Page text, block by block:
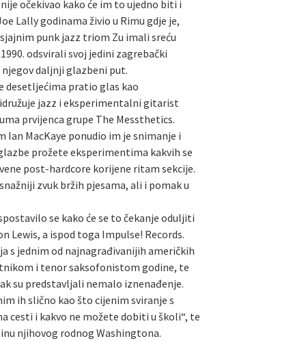
očekivao kako će im to ujedno biti i
Lally godinama živio u Rimu gdje je,
punk jazz triom Zu imali sreću
odsvirali svoj jedini zagrebački
daljnji glazbeni put.
desetljećima pratio glas kao
jazz i eksperimentalni gitarist
prvijenca grupe The Messthetics.
MacKaye ponudio im je snimanje i
prožete eksperimentima kakvih se
post-hardcore korijene ritam sekcije.
zvuk bržih pjesama, ali i pomak u
se kako će se to čekanje oduljiti
Lewis, a ispod toga Impulse! Records.
s jednim od najnagrađivanijih američkih
i tenor saksofonistom godine, te
su predstavljali nemalo iznenađenje.
ih slično kao što cijenim sviranje s
cesti i kakvo ne možete dobiti u školi“, te
njihovog rodnog Washingtona.